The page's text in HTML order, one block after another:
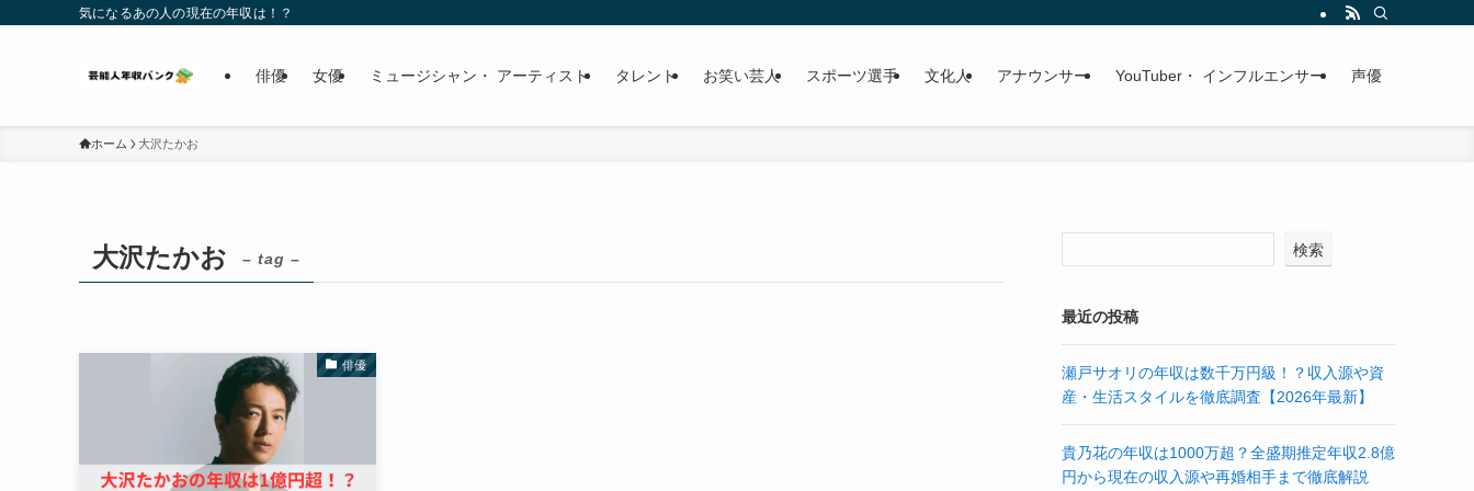
気になるあの人の現在の年収は！？
俳優 女優 ミュージシャン・ アーティスト タレント お笑い芸人 スポーツ選手 文化人 アナウンサー YouTuber・ インフルエンサー 声優
ホーム 大沢たかお
大沢たかお – tag –
俳優
検索
最近の投稿
瀬戸サオリの年収は数千万円級！？収入源や資
産・生活スタイルを徹底調査【2026年最新】
貴乃花の年収は1000万超？全盛期推定年収2.8億
円から現在の収入源や再婚相手まで徹底解説